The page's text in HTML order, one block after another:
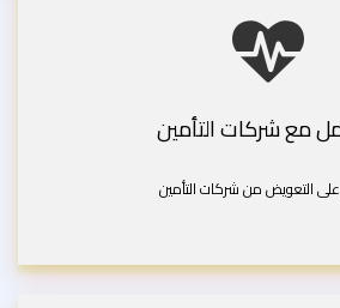
مع شركات التأمين
التعويض من شركات التأمين